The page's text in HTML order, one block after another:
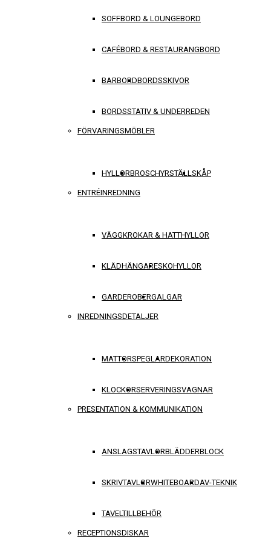
SOFFBORD & LOUNGEBORD
CAFÉBORD & RESTAURANGBORD
BARBORDBORDSSKIVOR
BORDSSTATIV & UNDERREDEN
FÖRVARINGSMÖBLER
HYLLORBROSCHYRSTÄLLSKÅP
ENTRÉINREDNING
VÄGGKROKAR & HATTHYLLOR
KLÄDHÄNGARESKOHYLLOR
GARDEROBERGALGAR
INREDNINGSDETALJER
MATTORSPEGLARDEKORATION
KLOCKORSERVERINGSVAGNAR
PRESENTATION & KOMMUNIKATION
ANSLAGSTAVLORBLÄDDERBLOCK
SKRIVTAVLORWHITEBOARDAV-TEKNIK
TAVELTILLBEHÖR
RECEPTIONSDISKAR